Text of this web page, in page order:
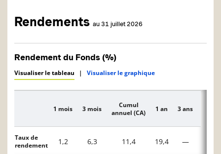
Rendements au 31 juillet 2026
Rendement du Fonds (%)
Visualiser le tableau | Visualiser le graphique
Description
1 mois 3 mois
Cumul
annuel (CA)
1 an 3 ans
Taux de
rendement
1,2 6,3 11,4 19,4 —